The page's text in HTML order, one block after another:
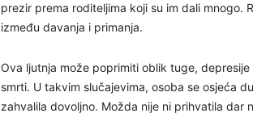
prezir prema roditeljima koji su im dali mnogo.
između davanja i primanja.
Ova ljutnja može poprimiti oblik tuge,
smrti. U takvim slučajevima, osoba se osjeća
zahvalila dovoljno. Možda nije ni prihvatila dar